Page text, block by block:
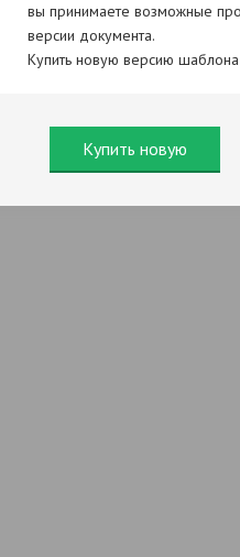
вы принимаете возможные
версии документа.
Купить новую версию
Купить новую